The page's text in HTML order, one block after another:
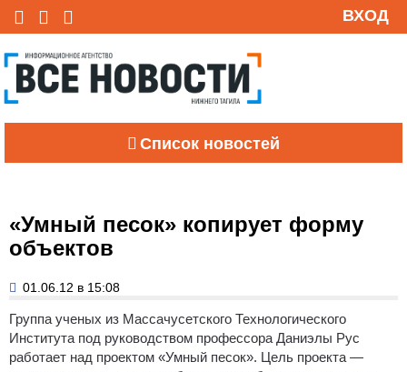
ВХОД
Список новостей
«Умный песок» копирует форму
объектов
01.06.12 в 15:08
Группа ученых из Массачусетского Технологического
Института под руководством профессора Даниэлы Рус
работает над проектом «Умный песок». Цель проекта —